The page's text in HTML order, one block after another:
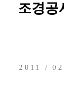
조경공
2011 / 02